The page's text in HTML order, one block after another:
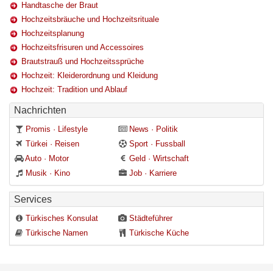
Handtasche der Braut
Hochzeitsbräuche und Hochzeitsrituale
Hochzeitsplanung
Hochzeitsfrisuren und Accessoires
Brautstrauß und Hochzeitssprüche
Hochzeit: Kleiderordnung und Kleidung
Hochzeit: Tradition und Ablauf
Nachrichten
Promis · Lifestyle
News · Politik
Türkei · Reisen
Sport · Fussball
Auto · Motor
Geld · Wirtschaft
Musik · Kino
Job · Karriere
Services
Türkisches Konsulat
Städteführer
Türkische Namen
Türkische Küche